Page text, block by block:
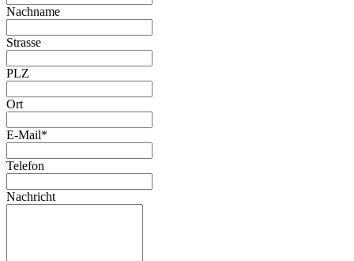
Nachname
Strasse
PLZ
Ort
E-Mail*
Telefon
Nachricht